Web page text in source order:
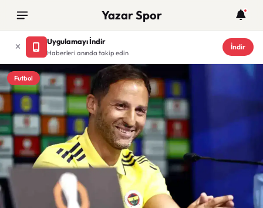
Yazar Spor
Uygulamayı İndir
Haberleri anında takip edin
İndir
Futbol